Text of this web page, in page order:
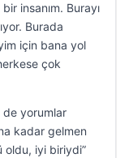
insanım. Burayı
Burada
için bana yol
çok
de yorumlar
kadar gelmen
oldu, iyi biriydi”